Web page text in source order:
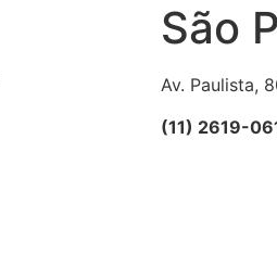
São
Av. Paulista,
(11) 2619-